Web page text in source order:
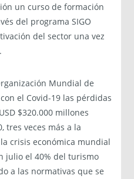
un curso de formación
del programa SIGO
del sector una vez
Mundial de
el Covid-19 las pérdidas
$320.000 millones
tres veces más a la
crisis económica mundial
julio el 40% del turismo
a las normativas que se